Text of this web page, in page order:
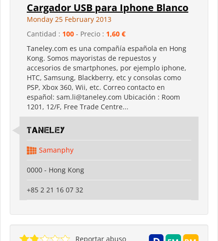
Cargador USB para Iphone Blanco
Monday 25 February 2013
Cantidad : 100 - Precio : 1,60 €
Taneley.com es una compañía española en Hong
Kong. Somos mayoristas de repuestos y
accesorios de smartphones, por ejemplo iphone,
HTC, Samsung, Blackberry, etc y consolas como
PSP, Xbox 360, Wii, etc. Correo contacto en
español: sam.li@taneley.com Ubicación : Room
1201, 12/F, Free Trade Centre...
Taneley
Samanphy
0000 - Hong Kong
+85 2 21 16 07 32
Reportar abuso